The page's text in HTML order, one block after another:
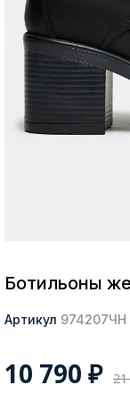
Москва
Ботильоны
Артикул 974207ЧН
10 790 ₽